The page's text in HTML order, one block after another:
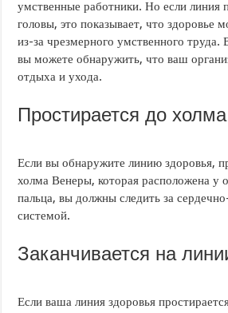
умственные работники. Но если линия
головы, это показывает, что здоровье
из-за чрезмерного умственного труда.
вы можете обнаружить, что ваш
отдыха и ухода.
Простирается до
Если вы обнаружите линию здоровья,
холма Венеры, которая расположена у
пальца, вы должны следить за
системой.
Заканчивается на
Если ваша линия здоровья